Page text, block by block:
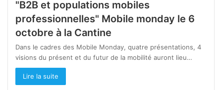
"B2B et populations mobiles
professionnelles" Mobile monday le 6
octobre à la Cantine
Dans le cadres des Mobile Monday, quatre présentations, 4
visions du présent et du futur de la mobilité auront lieu…
Lire la suite